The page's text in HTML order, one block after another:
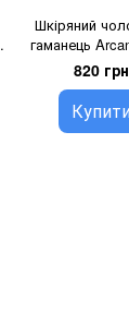
Шкіряний
гаманець
black
820 грн
Купити